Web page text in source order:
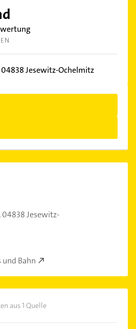
04838Jesewitz-Ochelmitz
04838 Jesewitz-
Bahn
aus 1 Quelle